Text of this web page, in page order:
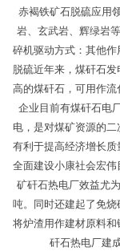
赤褐铁矿石脱硫应用
岩、玄武岩、辉绿岩
碎机驱动方式：其他
脱硫近年来，煤矸石
高的煤矸石，可用作
企业目前有煤矸石电
电，是对煤矿资源的
有利于提高经济增长
全面建设小康社会宏
矿矸石热电厂效益尤
吨。同时还建起了免
将炉渣用作建材原料
矸石热电厂建